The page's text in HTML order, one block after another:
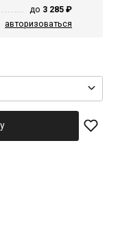
до 3 285 ₽
авторизоваться